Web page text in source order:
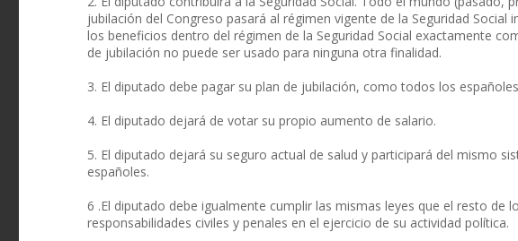
jubilación del Congreso pasará al régimen vigente de la Seguridad Social
los beneficios dentro del régimen de la Seguridad Social exactamente
de jubilación no puede ser usado para ninguna otra finalidad.
3. El diputado debe pagar su plan de jubilación, como todos los
4. El diputado dejará de votar su propio aumento de salario.
5. El diputado dejará su seguro actual de salud y participará del mismo
españoles.
6 .El diputado debe igualmente cumplir las mismas leyes que el resto de
responsabilidades civiles y penales en el ejercicio de su actividad política.